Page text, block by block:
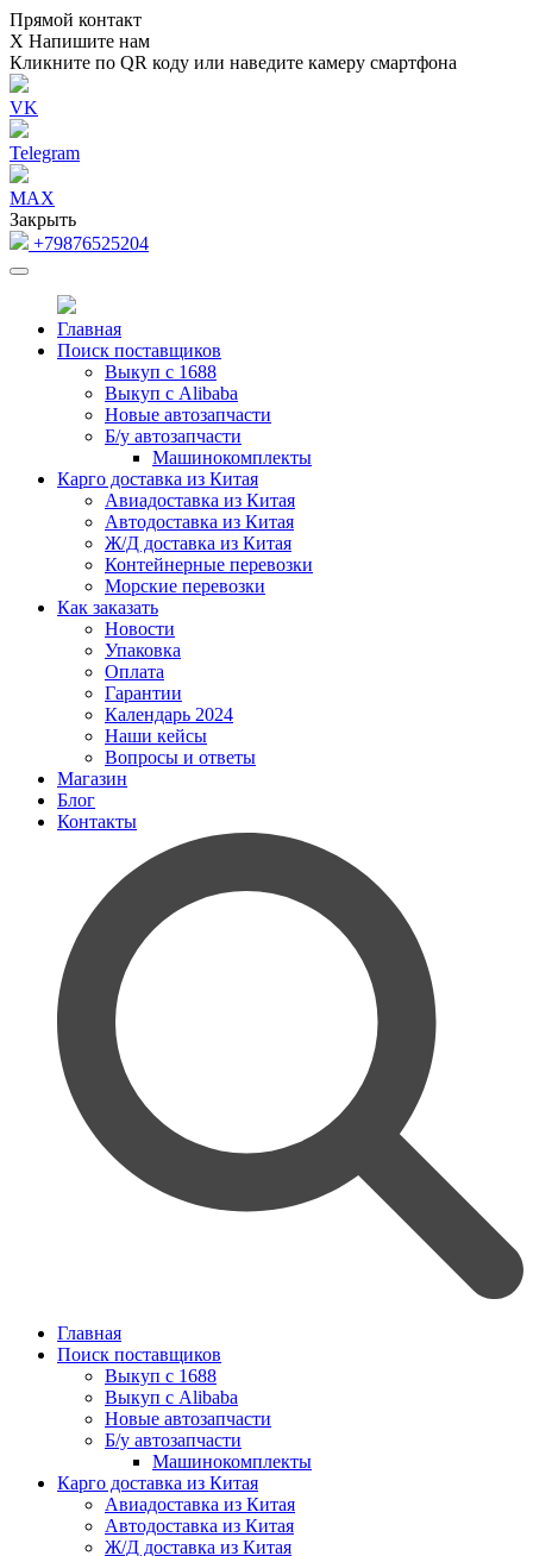
Прямой контакт
Х Напишите нам
Кликните по QR коду или наведите камеру смартфона
VK
Telegram
MAX
Закрыть
+79876525204
Главная
Поиск поставщиков
Выкуп с 1688
Выкуп с Alibaba
Новые автозапчасти
Б/у автозапчасти
Машинокомплекты
Карго доставка из Китая
Авиадоставка из Китая
Автодоставка из Китая
Ж/Д доставка из Китая
Контейнерные перевозки
Морские перевозки
Как заказать
Новости
Упаковка
Оплата
Гарантии
Календарь 2024
Наши кейсы
Вопросы и ответы
Магазин
Блог
Контакты
Главная
Поиск поставщиков
Выкуп с 1688
Выкуп с Alibaba
Новые автозапчасти
Б/у автозапчасти
Машинокомплекты
Карго доставка из Китая
Авиадоставка из Китая
Автодоставка из Китая
Ж/Д доставка из Китая